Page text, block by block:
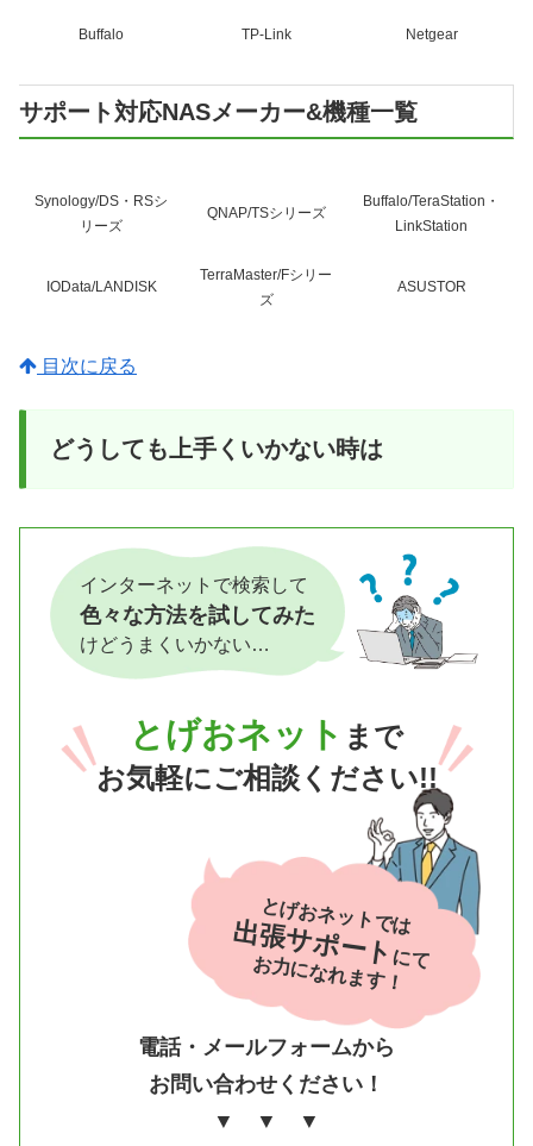
Buffalo TP-Link Netgear
サポート対応NASメーカー&機種一覧
Synology/DS・RSシ
リーズ
QNAP/TSシリーズ
Buffalo/TeraStation・
LinkStation
IOData/LANDISK
TerraMaster/Fシリー
ズ
ASUSTOR
目次に戻る
どうしても上手くいかない時は
インターネットで検索して
色々な方法を試してみた
けどうまくいかない…
とげおネット まで
お気軽にご相談ください!!
電話・メールフォームから
お問い合わせください！
▼ ▼ ▼
とげおネットでは
出張サポートにて
お力になれます！